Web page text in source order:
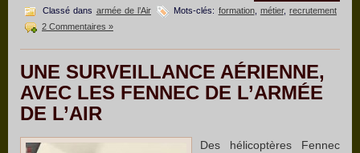
Classé dans armée de l’Air Mots-clés: formation, métier,recrutement
2 Commentaires »
UNE SURVEILLANCE AÉRIENNE,
AVEC LES FENNEC DE L’ARMÉE
DE L’AIR
Des hélicoptères Fennec